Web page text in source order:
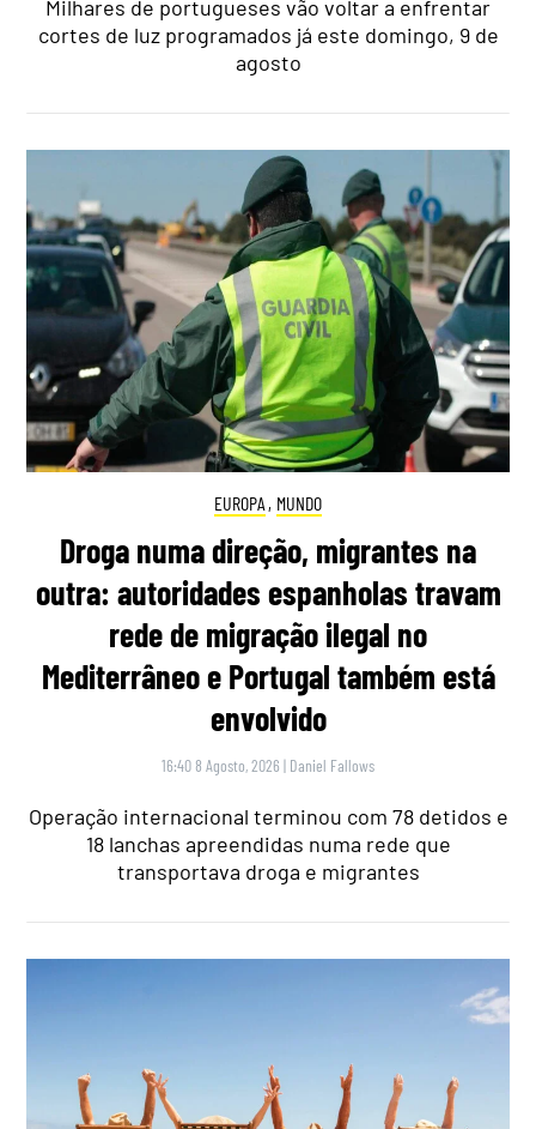
Milhares de portugueses vão voltar a enfrentar
cortes de luz programados já este domingo, 9 de
agosto
EUROPA , MUNDO
Droga numa direção, migrantes na
outra: autoridades espanholas travam
rede de migração ilegal no
Mediterrâneo e Portugal também está
envolvido
16:40 8 Agosto, 2026 | Daniel Fallows
Operação internacional terminou com 78 detidos e
18 lanchas apreendidas numa rede que
transportava droga e migrantes